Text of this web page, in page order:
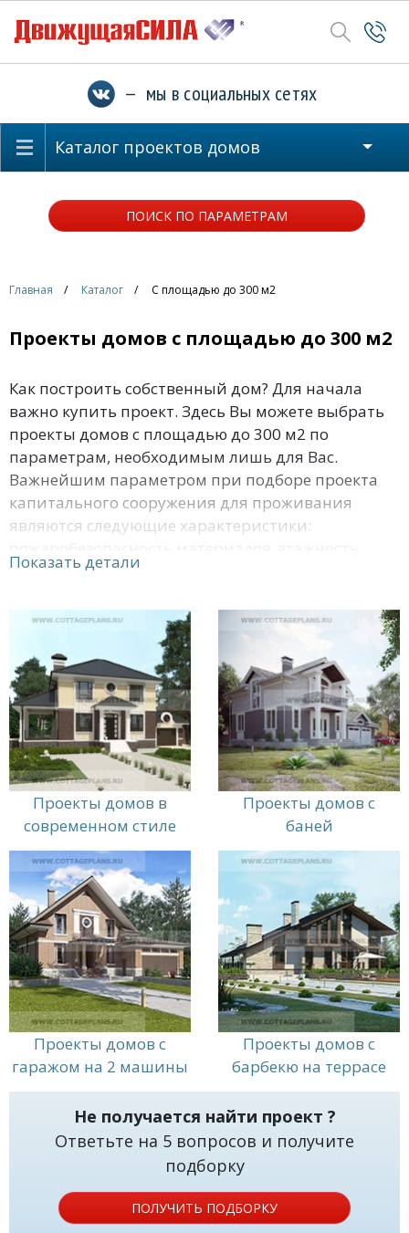
— мы в социальных сетях
Каталог проектов домов
ПОИСК ПО ПАРАМЕТРАМ
Главная Каталог С площадью до 300 м2
Проекты домов с площадью до 300 м2
Как построить собственный дом? Для начала
важно купить проект. Здесь Вы можете выбрать
проекты домов с площадью до 300 м2 по
параметрам, необходимым лишь для Вас.
Важнейшим параметром при подборе проекта
капитального сооружения для проживания
являются следующие характеристики:
планировка, наличие барбекю на веранде,
раздельного санузла. Ясно, что удобнее
договориться о разработке проекта дизайнерам,
работающим у нас. Кроме того, специалисты
могут выслать выбранный проект даром, если
Вы приобретете материалы для постройки
здания.
Показать детали
Проекты домов в
современном стиле
Проекты домов с
баней
Проекты домов с
гаражом на 2 машины
Проекты домов с
барбекю на террасе
Не получается найти проект ?
Ответьте на 5 вопросов и получите
подборку
ПОЛУЧИТЬ ПОДБОРКУ